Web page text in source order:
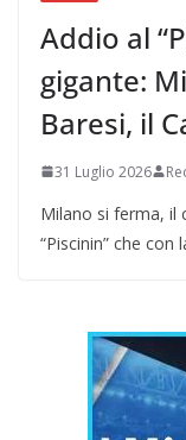
Addio al
gigante:
Baresi, il
31 Luglio 2026
Milano si ferma, il
“Piscinin” che con